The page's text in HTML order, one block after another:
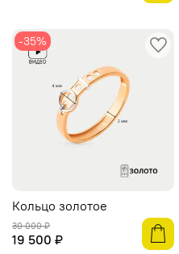
-35%
Кольцо золотое
30 000 ₽
19 500 ₽